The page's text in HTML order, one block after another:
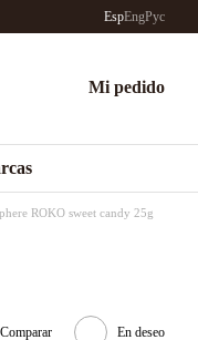
EspEngРус
Mi pedido
ROKO sweet candy 25g
Comparar En deseo